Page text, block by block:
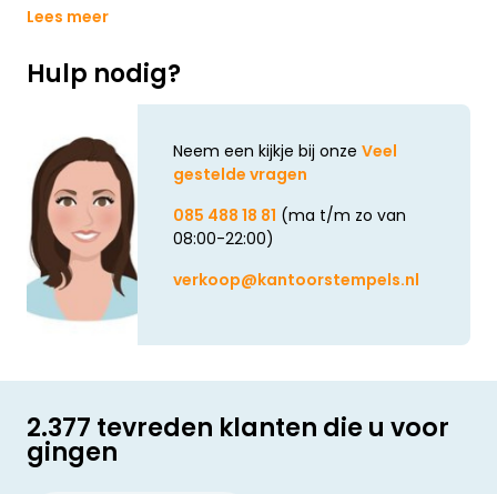
Lees meer
Hulp nodig?
Neem een kijkje bij onze Veel
gestelde vragen
085 488 18 81 (ma t/m zo van
08:00-22:00)
verkoop@kantoorstempels.nl
2.377 tevreden klanten die u voor
gingen